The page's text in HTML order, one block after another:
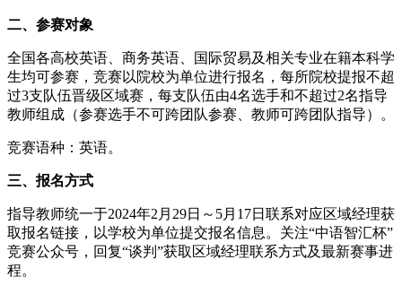
二、参赛对象
全国各高校英语、商务英语、国际贸易及相关专业在籍本科学
生均可参赛，竞赛以院校为单位进行报名，每所院校提报不超
过3支队伍晋级区域赛，每支队伍由4名选手和不超过2名指导
教师组成（参赛选手不可跨团队参赛、教师可跨团队指导）。
竞赛语种：英语。
三、报名方式
指导教师统一于2024年2月29日～5月17日联系对应区域经理获
取报名链接，以学校为单位提交报名信息。关注“中语智汇杯”
竞赛公众号，回复“谈判”获取区域经理联系方式及最新赛事进
程。